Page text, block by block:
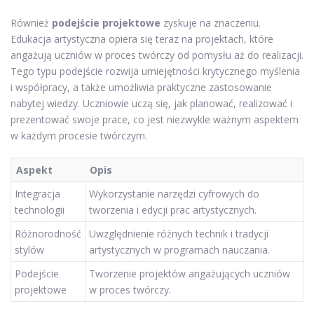
Również podejście projektowe zyskuje na znaczeniu.
Edukacja artystyczna opiera się teraz na projektach, które
angażują uczniów w proces twórczy od pomysłu aż do realizacji.
Tego typu podejście rozwija umiejętności krytycznego myślenia
i współpracy, a także umożliwia praktyczne zastosowanie
nabytej wiedzy. Uczniowie uczą się, jak planować, realizować i
prezentować swoje prace, co jest niezwykle ważnym aspektem
w każdym procesie twórczym.
Aspekt
Opis
Integracja
technologii
Wykorzystanie narzędzi cyfrowych do
tworzenia i edycji prac artystycznych.
Różnorodność
stylów
Uwzględnienie różnych technik i tradycji
artystycznych w programach nauczania.
Podejście
projektowe
Tworzenie projektów angażujących uczniów
w proces twórczy.